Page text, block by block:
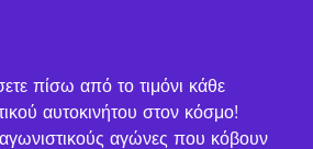
πίσω από το τιμόνι κάθε
αυτοκινήτου στον κόσμο!
αγώνες που κόβουν